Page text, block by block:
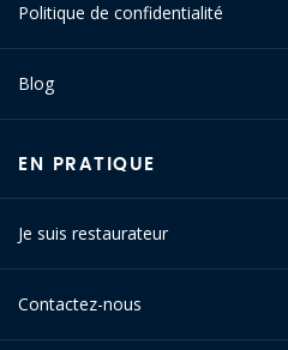
Politique de confidentialité
Blog
EN PRATIQUE
Je suis restaurateur
Contactez-nous